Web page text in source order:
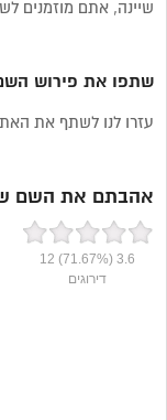
שיינה, אתם מוזמנים
שתפו את פירוש
עזרו לנו לשתף את
אהבתם את השם
3.6
(71.67%)
12
דירוגים